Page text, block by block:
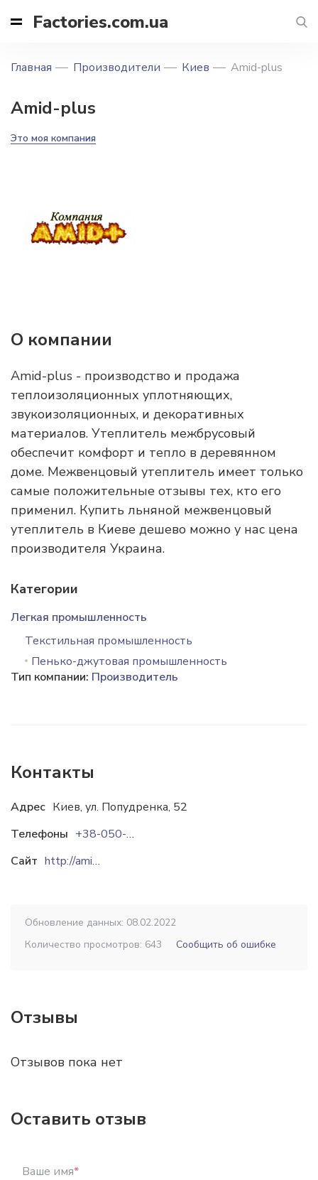
Factories.com.ua
Главная Производители Киев Amid-plus
Amid-plus
Это моя компания
О компании
Amid-plus - производство и продажа
теплоизоляционных уплотняющих,
звукоизоляционных, и декоративных
материалов. Утеплитель межбрусовый
обеспечит комфорт и тепло в деревянном
доме. Межвенцовый утеплитель имеет только
самые положительные отзывы тех, кто его
применил. Купить льняной межвенцовый
утеплитель в Киеве дешево можно у нас цена
производителя Украина.
Категории
Легкая промышленность
Текстильная промышленность
Пенько-джутовая промышленность
Тип компании: Производитель
Контакты
Адрес Киев, ул. Попудренка, 52
Телефоны
+38-050-768-88-63
Сайт
http://amid-plus.com.ua
Обновление данных: 08.02.2022
Количество просмотров: 643
Сообщить об ошибке
Отзывы
Отзывов пока нет
Оставить отзыв
Ваше имя*